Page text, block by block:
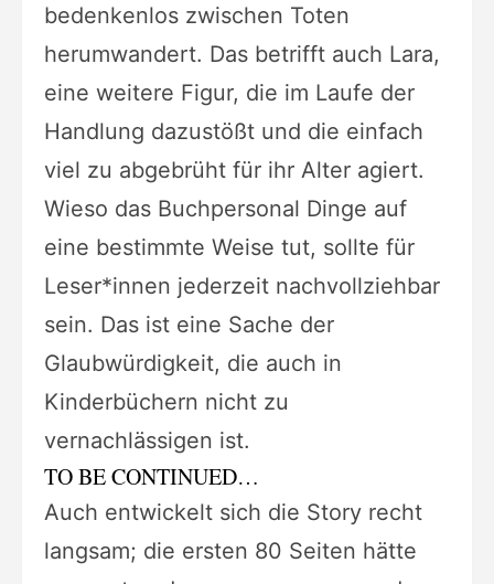
bedenkenlos zwischen Toten
herumwandert. Das betrifft auch Lara,
eine weitere Figur, die im Laufe der
Handlung dazustößt und die einfach
viel zu abgebrüht für ihr Alter agiert.
Wieso das Buchpersonal Dinge auf
eine bestimmte Weise tut, sollte für
Leser*innen jederzeit nachvollziehbar
sein. Das ist eine Sache der
Glaubwürdigkeit, die auch in
Kinderbüchern nicht zu
vernachlässigen ist.
TO BE CONTINUED…
Auch entwickelt sich die Story recht
langsam; die ersten 80 Seiten hätte